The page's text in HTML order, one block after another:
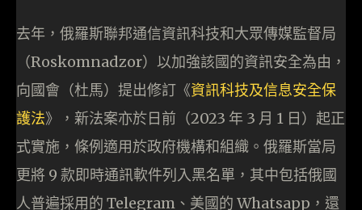
去年，俄羅斯聯邦通信資訊科技和大眾傳媒監督局
（Roskomnadzor）以加強該國的資訊安全為由，
向國會（杜馬）提出修訂《資訊科技及信息安全保
護法》，新法案亦於日前（2023 年 3 月 1 日）起正
式實施，條例適用於政府機構和組織。俄羅斯當局
更將 9 款即時通訊軟件列入黑名單，其中包括俄國
人普遍採用的 Telegram、美國的 Whatsapp，還